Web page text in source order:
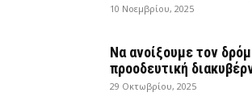
10 Νοεμβρίου, 2025
Να ανοίξουμε τον
προοδευτική
29 Οκτωβρίου, 2025